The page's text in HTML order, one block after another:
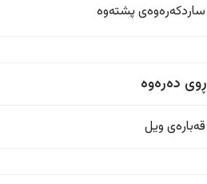
ساردکەرەوەی پشتەوە
ڕوی دەرەوە
قەبارەی ویل